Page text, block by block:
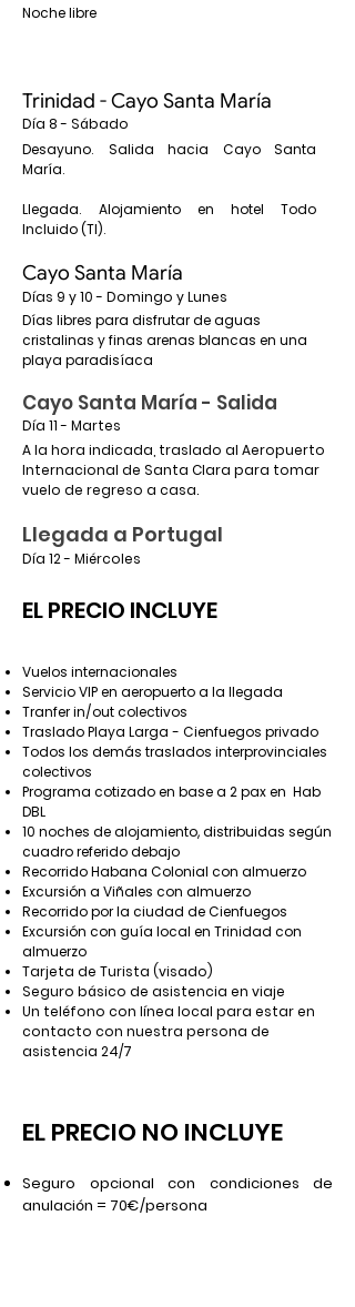
Noche libre
Trinidad - Cayo Santa María
Día 8 - Sábado
Desayuno. Salida hacia Cayo Santa
María.
Llegada. Alojamiento en hotel Todo
Incluido (TI).
Cayo Santa María
Días 9 y 10 - Domingo y Lunes
Días libres para disfrutar de aguas
cristalinas y finas arenas blancas en una
playa paradisíaca
Cayo Santa María - Salida
Día 11 - Martes
A la hora indicada, traslado al Aeropuerto
Internacional de Santa Clara para tomar
vuelo de regreso a casa.
Llegada a Portugal
Día 12 - Miércoles
EL PRECIO INCLUYE
Vuelos internacionales
Servicio VIP en aeropuerto a la llegada
Tranfer in/out colectivos
Traslado Playa Larga - Cienfuegos privado
Todos los demás traslados interprovinciales
colectivos
Programa cotizado en base a 2 pax en Hab
DBL
10 noches de alojamiento, distribuidas según
cuadro referido debajo
Recorrido Habana Colonial con almuerzo
Excursión a Viñales con almuerzo
Recorrido por la ciudad de Cienfuegos
Excursión con guía local en Trinidad con
almuerzo
Tarjeta de Turista (visado)
Seguro básico de asistencia en viaje
Un teléfono con línea local para estar en
contacto con nuestra persona de
asistencia 24/7
EL PRECIO NO INCLUYE
Seguro opcional con condiciones de
anulación = 70€/persona